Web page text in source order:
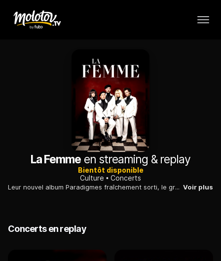
La Femme en streaming & replay
Bientôt disponible
Culture
Concerts
Leur nouvel album Paradigmes fraîchement sorti, le groupe La Femme donne un concert capté le 10 juin 2021 dans le cadre du célèbre festival des Inrocks qui fête le retour de la musique live, avec public. Voir plus
Concerts en replay